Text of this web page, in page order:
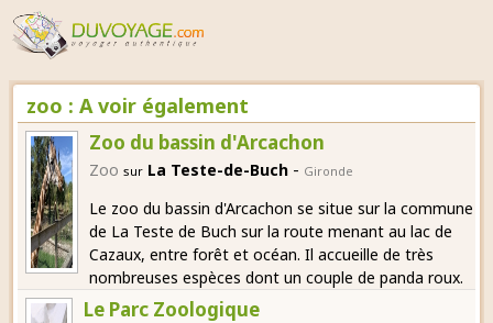
zoo : A voir également
Zoo du bassin d'Arcachon
Zoo sur La Teste-de-Buch - Gironde
Le zoo du bassin d'Arcachon se situe sur la commune
de La Teste de Buch sur la route menant au lac de
Cazaux, entre forêt et océan. Il accueille de très
nombreuses espèces dont un couple de panda roux.
Le Parc Zoologique